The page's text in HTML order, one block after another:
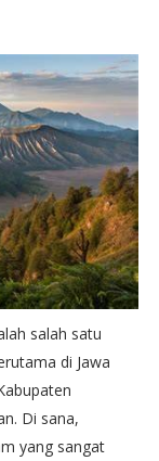
salah satu
di Jawa
Di sana,
yang sangat